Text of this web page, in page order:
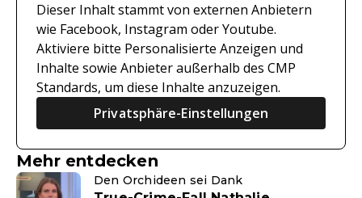
Dieser Inhalt stammt von externen Anbietern
wie Facebook, Instagram oder Youtube.
Aktiviere bitte Personalisierte Anzeigen und
Inhalte sowie Anbieter außerhalb des CMP
Standards, um diese Inhalte anzuzeigen.
Privatsphäre-Einstellungen
Mehr entdecken
Den Orchideen sei Dank